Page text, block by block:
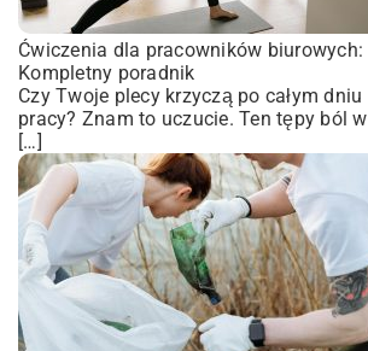
Ćwiczenia dla pracowników biurowych:
Kompletny poradnik
Czy Twoje plecy krzyczą po całym dniu
pracy? Znam to uczucie. Ten tępy ból w
[…]